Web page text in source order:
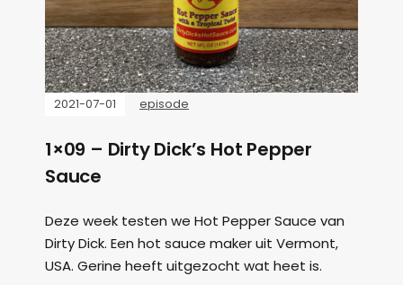
2021-07-01 episode
1×09 – Dirty Dick’s Hot Pepper
Sauce
Deze week testen we Hot Pepper Sauce van
Dirty Dick. Een hot sauce maker uit Vermont,
USA. Gerine heeft uitgezocht wat heet is.